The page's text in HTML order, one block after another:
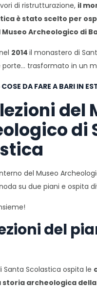
di ristrutturazione, il
è stato scelto per
Archeologico di
2014 il monastero di
porte… trasformato in un
COSE DA FARE A BARI IN
del
di
del Museo
su due piani e ospita
del
Santa Scolastica ospita le
storia archeologica